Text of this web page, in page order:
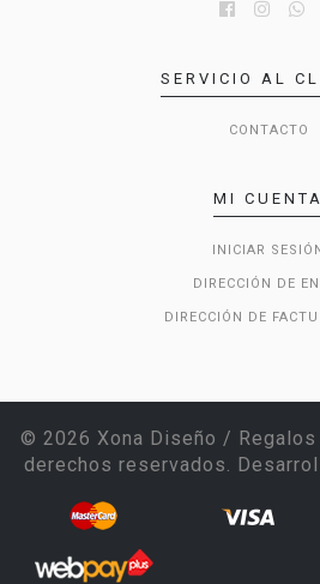
SERVICIO AL
CONTACTO
MI CUENTA
INICIAR
DIRECCIÓN DE
DIRECCIÓN DE
© 2026 Xona Diseño / Regalos
derechos reservados.